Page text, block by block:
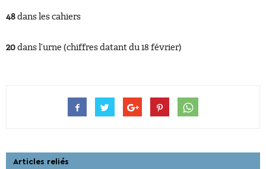
48dans les cahiers
20dans l’urne (chiffres datant du 18 février)
Articles reliés